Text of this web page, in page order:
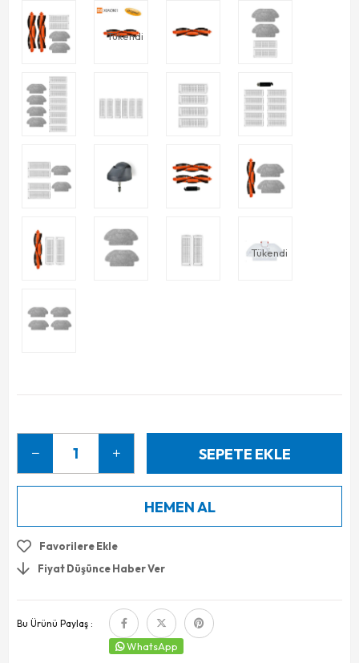
Tükendi
Tükendi
Favorilere Ekle
Fiyat Düşünce Haber Ver
Bu Ürünü Paylaş :
WhatsApp